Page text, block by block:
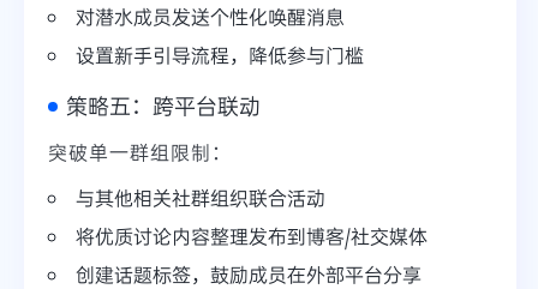
对潜水成员发送个性化唤醒消息
设置新手引导流程，降低参与门槛
策略五：跨平台联动
突破单一群组限制：
与其他相关社群组织联合活动
将优质讨论内容整理发布到博客/社交媒体
创建话题标签，鼓励成员在外部平台分享